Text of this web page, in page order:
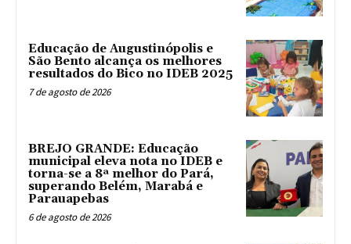
Educação de Augustinópolis e
São Bento alcança os melhores
resultados do Bico no IDEB 2025
7 de agosto de 2026
BREJO GRANDE: Educação
municipal eleva nota no IDEB e
torna-se a 8ª melhor do Pará,
superando Belém, Marabá e
Parauapebas
6 de agosto de 2026